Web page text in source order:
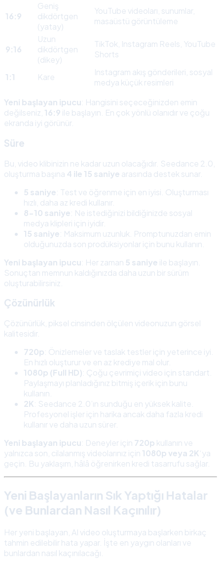
16:9
Geniş
dikdörtgen
(yatay)
YouTube videoları, sunumlar,
masaüstü görüntüleme
9:16
Uzun
dikdörtgen
(dikey)
TikTok, Instagram Reels, YouTube
Shorts
1:1 Kare
Instagram akış gönderileri, sosyal
medya küçük resimleri
Yeni başlayan ipucu: Hangisini seçeceğinizden emin
değilseniz, 16:9 ile başlayın. En çok yönlü olanıdır ve çoğu
ekranda iyi görünür.
Süre
Bu, video klibinizin ne kadar uzun olacağıdır. Seedance 2.0,
oluşturma başına 4 ile 15 saniye arasında destek sunar.
5 saniye: Test ve öğrenme için en iyisi. Oluşturması
hızlı, daha az kredi kullanır.
8-10 saniye: Ne istediğinizi bildiğinizde sosyal
medya klipleri için iyidir.
15 saniye: Maksimum uzunluk. Promptunuzdan emin
olduğunuzda son prodüksiyonlar için bunu kullanın.
Yeni başlayan ipucu: Her zaman 5 saniye ile başlayın.
Sonuçtan memnun kaldığınızda daha uzun bir sürüm
oluşturabilirsiniz.
Çözünürlük
Çözünürlük, piksel cinsinden ölçülen videonuzun görsel
kalitesidir.
720p: Önizlemeler ve taslak testler için yeterince iyi.
En hızlı oluşturur ve en az krediye mal olur.
1080p (Full HD): Çoğu çevrimiçi video için standart.
Paylaşmayı planladığınız bitmiş içerik için bunu
kullanın.
2K: Seedance 2.0’ın sunduğu en yüksek kalite.
Profesyonel işler için harika ancak daha fazla kredi
kullanır ve daha uzun sürer.
Yeni başlayan ipucu: Deneyler için 720p kullanın ve
yalnızca son, cilalanmış videolarınız için 1080p veya 2K‘ya
geçin. Bu yaklaşım, hâlâ öğrenirken kredi tasarrufu sağlar.
Yeni Başlayanların Sık Yaptığı Hatalar
(ve Bunlardan Nasıl Kaçınılır)
Her yeni başlayan, AI video oluşturmaya başlarken birkaç
tahmin edilebilir hata yapar. İşte en yaygın olanları ve
bunlardan nasıl kaçınılacağı.